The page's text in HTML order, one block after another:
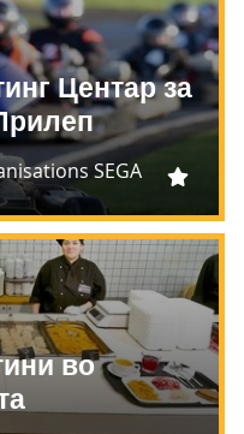
Центар за
SEGA
во